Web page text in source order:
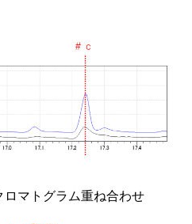
マトグラム重ね合わせ